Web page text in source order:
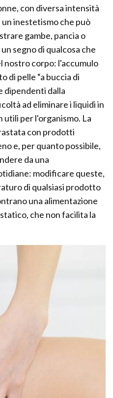
con diversa intensità
inestetismo che può
gambe, pancia o
segno di qualcosa che
nostro corpo: l'accumulo
di pelle “a buccia di
dipendenti dalla
ad eliminare i liquidi in
utili per l'organismo. La
con prodotti
e, per quanto possibile,
da una
modificare queste,
di qualsiasi prodotto
una alimentazione
che non facilita la